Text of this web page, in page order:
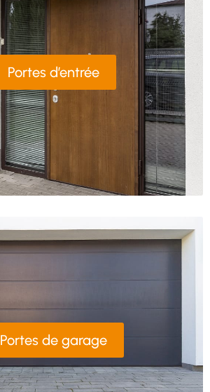
Portes d’entrée
Portes de garage